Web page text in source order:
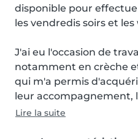
disponible pour
les vendredis soirs et
J'ai eu l'occasion de
notamment en crèche
qui m'a permis
leur accompagnement,
Lire la suite